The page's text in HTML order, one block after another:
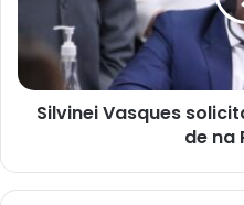
Silvinei Vasques
de na